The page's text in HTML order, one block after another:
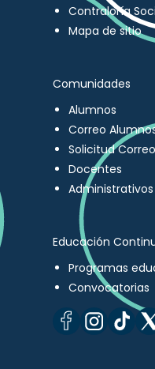
Contraloría
Mapa de sitio
Comunidades
Alumnos
Correo
Solicitud Correo
Docentes
Administrativos
Educación
Programas
Convocatorias